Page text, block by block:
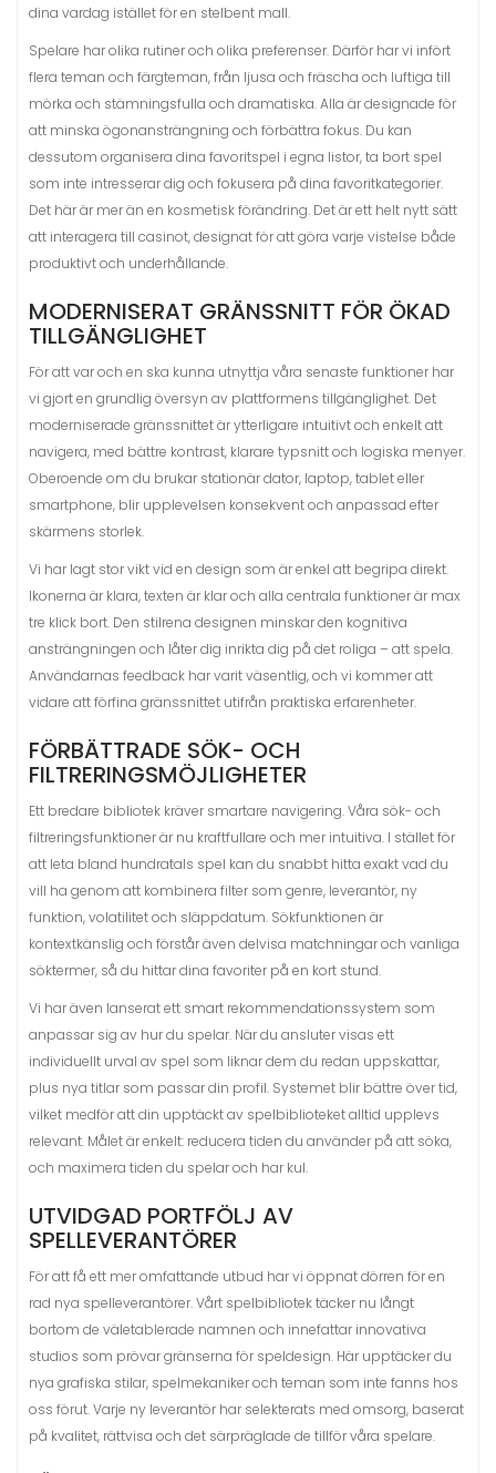
dina vardag istället för en stelbent mall.
Spelare har olika rutiner och olika preferenser. Därför har vi infört
flera teman och färgteman, från ljusa och fräscha och luftiga till
mörka och stämningsfulla och dramatiska. Alla är designade för
att minska ögonansträngning och förbättra fokus. Du kan
dessutom organisera dina favoritspel i egna listor, ta bort spel
som inte intresserar dig och fokusera på dina favoritkategorier.
Det här är mer än en kosmetisk förändring. Det är ett helt nytt sätt
att interagera till casinot, designat för att göra varje vistelse både
produktivt och underhållande.
MODERNISERAT GRÄNSSNITT FÖR ÖKAD
TILLGÄNGLIGHET
För att var och en ska kunna utnyttja våra senaste funktioner har
vi gjort en grundlig översyn av plattformens tillgänglighet. Det
moderniserade gränssnittet är ytterligare intuitivt och enkelt att
navigera, med bättre kontrast, klarare typsnitt och logiska menyer.
Oberoende om du brukar stationär dator, laptop, tablet eller
smartphone, blir upplevelsen konsekvent och anpassad efter
skärmens storlek.
Vi har lagt stor vikt vid en design som är enkel att begripa direkt.
Ikonerna är klara, texten är klar och alla centrala funktioner är max
tre klick bort. Den stilrena designen minskar den kognitiva
ansträngningen och låter dig inrikta dig på det roliga – att spela.
Användarnas feedback har varit väsentlig, och vi kommer att
vidare att förfina gränssnittet utifrån praktiska erfarenheter.
FÖRBÄTTRADE SÖK- OCH
FILTRERINGSMÖJLIGHETER
Ett bredare bibliotek kräver smartare navigering. Våra sök- och
filtreringsfunktioner är nu kraftfullare och mer intuitiva. I stället för
att leta bland hundratals spel kan du snabbt hitta exakt vad du
vill ha genom att kombinera filter som genre, leverantör, ny
funktion, volatilitet och släppdatum. Sökfunktionen är
kontextkänslig och förstår även delvisa matchningar och vanliga
söktermer, så du hittar dina favoriter på en kort stund.
Vi har även lanserat ett smart rekommendationssystem som
anpassar sig av hur du spelar. När du ansluter visas ett
individuellt urval av spel som liknar dem du redan uppskattar,
plus nya titlar som passar din profil. Systemet blir bättre över tid,
vilket medför att din upptäckt av spelbiblioteket alltid upplevs
relevant. Målet är enkelt: reducera tiden du använder på att söka,
och maximera tiden du spelar och har kul.
UTVIDGAD PORTFÖLJ AV
SPELLEVERANTÖRER
För att få ett mer omfattande utbud har vi öppnat dörren för en
rad nya spelleverantörer. Vårt spelbibliotek täcker nu långt
bortom de väletablerade namnen och innefattar innovativa
studios som prövar gränserna för speldesign. Här upptäcker du
nya grafiska stilar, spelmekaniker och teman som inte fanns hos
oss förut. Varje ny leverantör har selekterats med omsorg, baserat
på kvalitet, rättvisa och det särpräglade de tillför våra spelare.